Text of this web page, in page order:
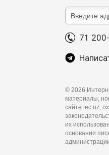
71
© 2026
материалы,
сайте tec.uz,
их
основании